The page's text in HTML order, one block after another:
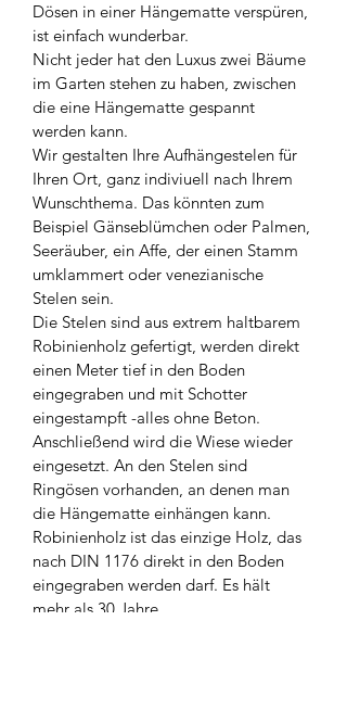
Dösen in einer Hängematte verspüren,
ist einfach wunderbar.
Nicht jeder hat den Luxus zwei Bäume
im Garten stehen zu haben, zwischen
die eine Hängematte gespannt
werden kann.
Wir gestalten Ihre Aufhängestelen für
Ihren Ort, ganz indiviuell nach Ihrem
Wunschthema. Das könnten zum
Beispiel Gänseblümchen oder Palmen,
Seeräuber, ein Affe, der einen Stamm
umklammert oder venezianische
Stelen sein.
Die Stelen sind aus extrem haltbarem
Robinienholz gefertigt, werden direkt
einen Meter tief in den Boden
eingegraben und mit Schotter
eingestampft -alles ohne Beton.
Anschließend wird die Wiese wieder
eingesetzt. An den Stelen sind
Ringösen vorhanden, an denen man
die Hängematte einhängen kann.
Robinienholz ist das einzige Holz, das
nach DIN 1176 direkt in den Boden
eingegraben werden darf. Es hält
mehr als 30 Jahre.